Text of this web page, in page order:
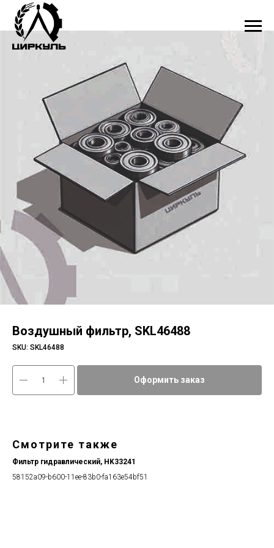
Воздушный фильтр, SKL46488
SKU: SKL46488
Оформить заказ
Смотрите также
Фильтр гидравлический, HK33241
58152a09-b600-11ee-83b0-fa163e54bf51